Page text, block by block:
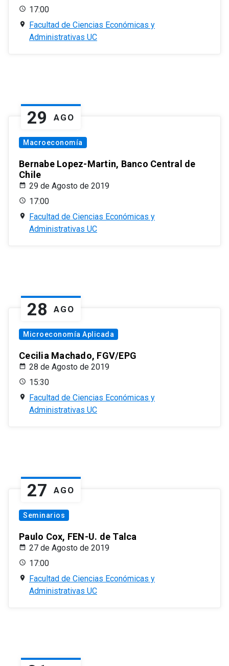
17:00
Facultad de Ciencias Económicas y
Administrativas UC
29 AGO
Macroeconomía
Bernabe Lopez-Martin, Banco Central de
Chile
29 de Agosto de 2019
17:00
Facultad de Ciencias Económicas y
Administrativas UC
28 AGO
Microeconomía Aplicada
Cecilia Machado, FGV/EPG
28 de Agosto de 2019
15:30
Facultad de Ciencias Económicas y
Administrativas UC
27 AGO
Seminarios
Paulo Cox, FEN-U. de Talca
27 de Agosto de 2019
17:00
Facultad de Ciencias Económicas y
Administrativas UC